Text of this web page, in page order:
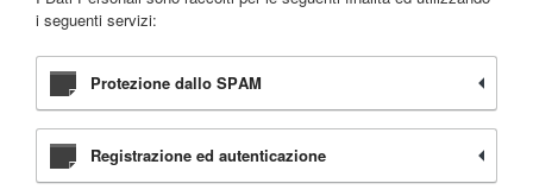
i seguenti servizi:
Protezione dallo SPAM
Registrazione ed autenticazione